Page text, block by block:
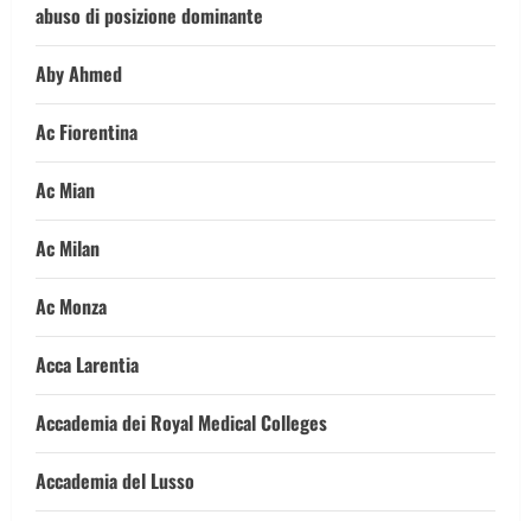
abuso di posizione dominante
Aby Ahmed
Ac Fiorentina
Ac Mian
Ac Milan
Ac Monza
Acca Larentia
Accademia dei Royal Medical Colleges
Accademia del Lusso